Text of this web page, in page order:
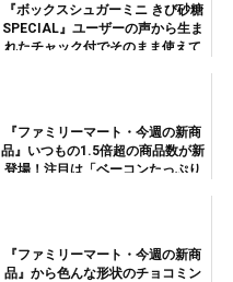
『ボックスシュガーミニ きび砂糖
SPECIAL』ユーザーの声から生ま
れたチャック付でそのまま使えて
『ファミリーマート・今週の新商
品』いつもの1.5倍超の商品数が新
登場！注目は「ベーコンたっぷり
『ファミリーマート・今週の新商
品』から色んな形状のチョコミン